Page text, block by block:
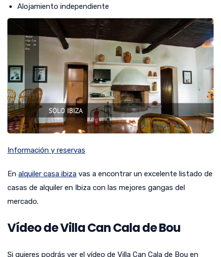
Alojamiento independiente
Información y reservas
En alquiler casa ibiza vas a encontrar un excelente listado de
casas de alquiler en Ibiza con las mejores gangas del
mercado.
Vídeo de Villa Can Cala de Bou
Si quieres podrás ver el vídeo de Villa Can Cala de Bou en